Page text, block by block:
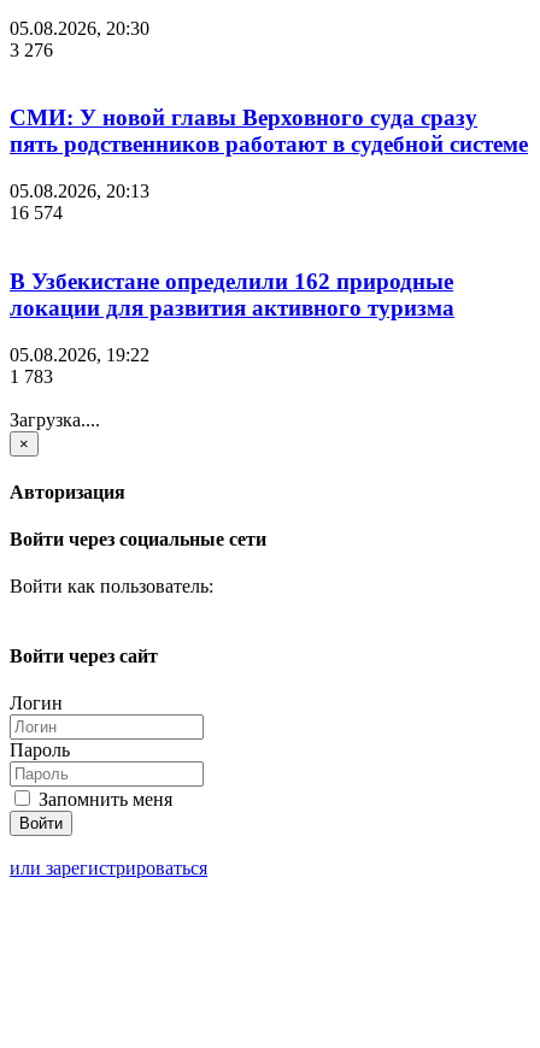
05.08.2026, 20:30
3 276
СМИ: У новой главы Верховного суда сразу
пять родственников работают в судебной системе
05.08.2026, 20:13
16 574
В Узбекистане определили 162 природные
локации для развития активного туризма
05.08.2026, 19:22
1 783
Загрузка....
×
Авторизация
Войти через социальные сети
Войти как пользователь:
Войти через сайт
Логин
Пароль
Запомнить меня
или зарегистрироваться